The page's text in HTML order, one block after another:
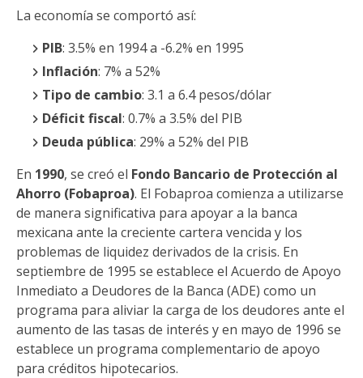
La economía se comportó así:
PIB: 3.5% en 1994 a -6.2% en 1995
Inflación: 7% a 52%
Tipo de cambio: 3.1 a 6.4 pesos/dólar
Déficit fiscal: 0.7% a 3.5% del PIB
Deuda pública: 29% a 52% del PIB
En 1990, se creó el Fondo Bancario de Protección al
Ahorro (Fobaproa). El Fobaproa comienza a utilizarse
de manera significativa para apoyar a la banca
mexicana ante la creciente cartera vencida y los
problemas de liquidez derivados de la crisis. En
septiembre de 1995 se establece el Acuerdo de Apoyo
Inmediato a Deudores de la Banca (ADE) como un
programa para aliviar la carga de los deudores ante el
aumento de las tasas de interés y en mayo de 1996 se
establece un programa complementario de apoyo
para créditos hipotecarios.